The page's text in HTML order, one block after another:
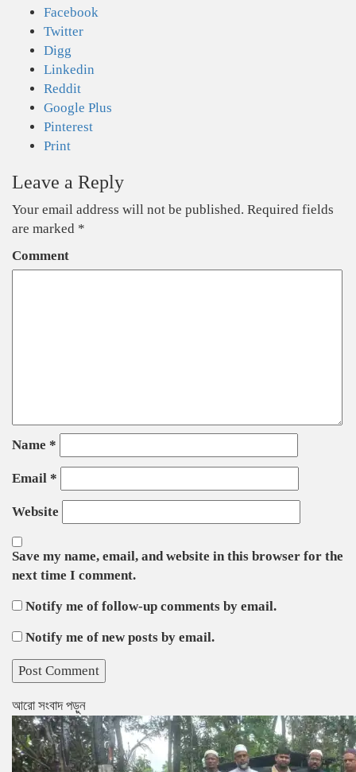
Facebook
Twitter
Digg
Linkedin
Reddit
Google Plus
Pinterest
Print
Leave a Reply
Your email address will not be published. Required fields
are marked *
Comment
Name *
Email *
Website
Save my name, email, and website in this browser for the
next time I comment.
Notify me of follow-up comments by email.
Notify me of new posts by email.
আরো সংবাদ পড়ুন